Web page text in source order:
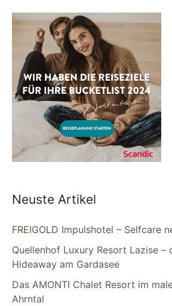
Neuste Artikel
FREIGOLD Impulshotel – Selfcare
Quellenhof Luxury Resort Lazise –
Hideaway am Gardasee
Das AMONTI Chalet Resort im
Ahrntal